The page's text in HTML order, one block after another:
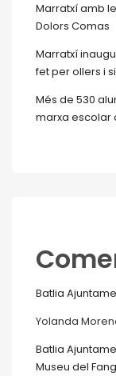
Marratxí amb
Dolors Comas
Marratxí
fet per ollers i
Més de 530
marxa escolar
Batlia
Yolanda
Batlia
Museu del Fang